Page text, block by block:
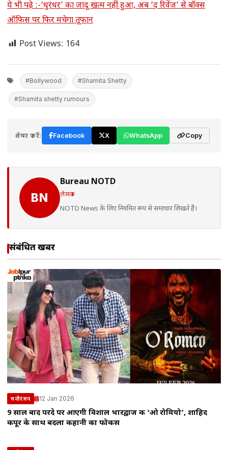
ये भी पढ़े :-‘धुरंधर’ का जादू खत्म नहीं हुआ, अब ‘द रिवेंज’ से बॉक्स
ऑफिस पर फिर मचेगा तूफान
Post Views: 164
#Bollywood #Shamita Shetty
#Shamita shetty rumours
शेयर करें: Facebook X WhatsApp Copy
BN
Bureau NOTD
लेखक
NOTD News के लिए नियमित रूप से समाचार लिखते हैं।
संबंधित खबरें
मनोरंजन 12 Jan 2026
9 साल बाद परदे पर आएगी विशाल भारद्वाज की ‘ओ रोमियो’, शाहिद
कपूर के साथ बदला कहानी का फोकस